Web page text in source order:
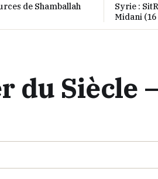
de Shamballah
Syrie :
Midani (16
du Siècle